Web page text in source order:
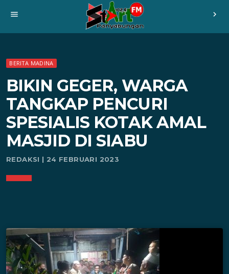
menu chevron_right
BERITA MADINA
BIKIN GEGER, WARGA
TANGKAP PENCURI
SPESIALIS KOTAK AMAL
MASJID DI SIABU
REDAKSI | 24 FEBRUARI 2023